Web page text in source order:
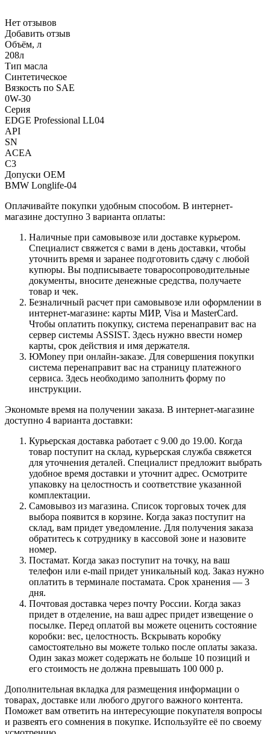
Нет отзывов
Добавить отзыв
Объём, л
208л
Тип масла
Синтетическое
Вязкость по SAE
0W-30
Серия
EDGE Professional LL04
API
SN
ACEA
C3
Допуски OEM
BMW Longlife-04
Оплачивайте покупки удобным способом. В интернет-
магазине доступно 3 варианта оплаты:
Наличные при самовывозе или доставке курьером.
Специалист свяжется с вами в день доставки, чтобы
уточнить время и заранее подготовить сдачу с любой
купюры. Вы подписываете товаросопроводительные
документы, вносите денежные средства, получаете
товар и чек.
Безналичный расчет при самовывозе или оформлении в
интернет-магазине: карты МИР, Visa и MasterCard.
Чтобы оплатить покупку, система перенаправит вас на
сервер системы ASSIST. Здесь нужно ввести номер
карты, срок действия и имя держателя.
ЮMoney при онлайн-заказе. Для совершения покупки
система перенаправит вас на страницу платежного
сервиса. Здесь необходимо заполнить форму по
инструкции.
Экономьте время на получении заказа. В интернет-магазине
доступно 4 варианта доставки:
Курьерская доставка работает с 9.00 до 19.00. Когда
товар поступит на склад, курьерская служба свяжется
для уточнения деталей. Специалист предложит выбрать
удобное время доставки и уточнит адрес. Осмотрите
упаковку на целостность и соответствие указанной
комплектации.
Самовывоз из магазина. Список торговых точек для
выбора появится в корзине. Когда заказ поступит на
склад, вам придет уведомление. Для получения заказа
обратитесь к сотруднику в кассовой зоне и назовите
номер.
Постамат. Когда заказ поступит на точку, на ваш
телефон или e-mail придет уникальный код. Заказ нужно
оплатить в терминале постамата. Срок хранения — 3
дня.
Почтовая доставка через почту России. Когда заказ
придет в отделение, на ваш адрес придет извещение о
посылке. Перед оплатой вы можете оценить состояние
коробки: вес, целостность. Вскрывать коробку
самостоятельно вы можете только после оплаты заказа.
Один заказ может содержать не больше 10 позиций и
его стоимость не должна превышать 100 000 р.
Дополнительная вкладка для размещения информации о
товарах, доставке или любого другого важного контента.
Поможет вам ответить на интересующие покупателя вопросы
и развеять его сомнения в покупке. Используйте её по своему